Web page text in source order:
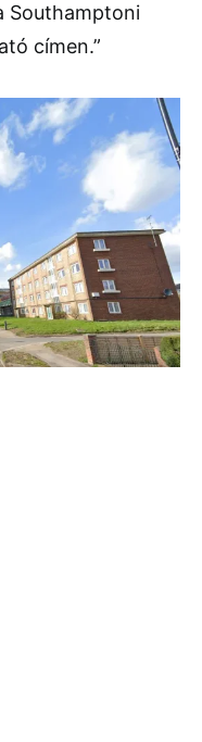
Southamptoni
címen.”